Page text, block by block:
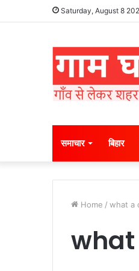
Saturday, August 8
समाचार बिहार
Home / what a
what